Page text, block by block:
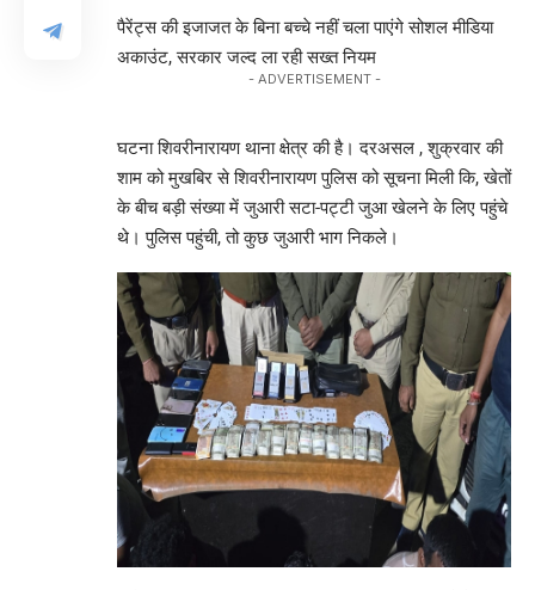
पैरेंट्स की इजाजत के बिना बच्चे नहीं चला पाएंगे सोशल मीडिया
अकाउंट, सरकार जल्द ला रही सख्त नियम
- ADVERTISEMENT -
घटना शिवरीनारायण थाना क्षेत्र की है। दरअसल , शुक्रवार की
शाम को मुखबिर से शिवरीनारायण पुलिस को सूचना मिली कि, खेतों
के बीच बड़ी संख्या में जुआरी सटा-पट्टी जुआ खेलने के लिए पहुंचे
थे। पुलिस पहुंची, तो कुछ जुआरी भाग निकले।